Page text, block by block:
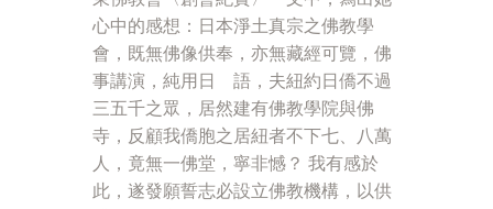
心中的感想：日本淨土真宗之佛教學
會，既無佛像供奉，亦無藏經可覽，佛
事講演，純用日 語，夫紐約日僑不過
三五千之眾，居然建有佛教學院與佛
寺，反顧我僑胞之居紐者不下七、八萬
人，竟無一佛堂，寧非憾？ 我有感於
此，遂發願誓志必設立佛教機構，以供